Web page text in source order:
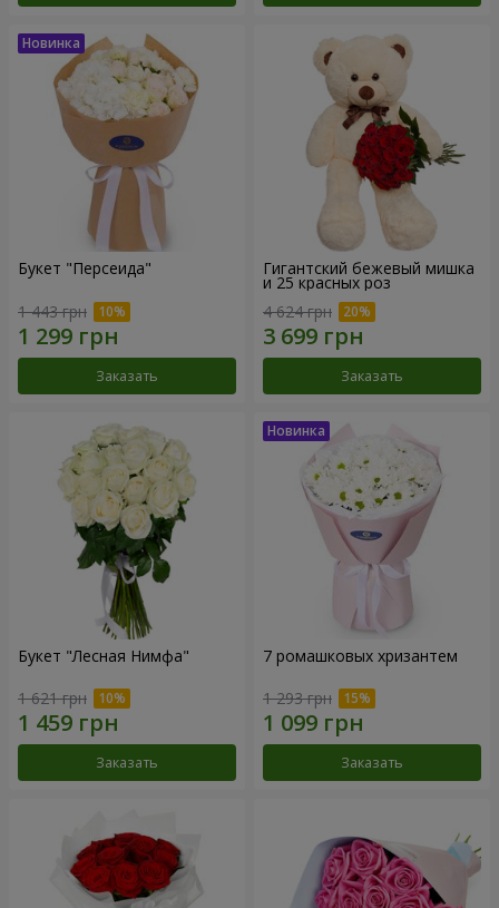
Букет "Персеида"
1 443 грн
Заказать
Гигантский бежевый мишка
и 25 красных роз
4 624 грн
Заказать
Букет "Лесная Нимфа"
1 621 грн
Заказать
7 ромашковых хризантем
1 293 грн
Заказать